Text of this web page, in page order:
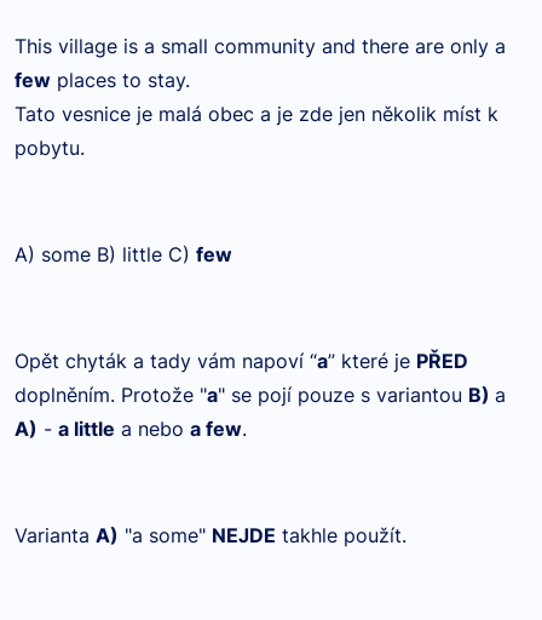
This village is a small community and there are only a
few places to stay.
Tato vesnice je malá obec a je zde jen několik míst k
pobytu.
A) some B) little C) few
Opět chyták a tady vám napoví “a” které je PŘED
doplněním. Protože "a" se pojí pouze s variantou B) a
A) - a little a nebo a few.
Varianta A) "a some" NEJDE takhle použít.